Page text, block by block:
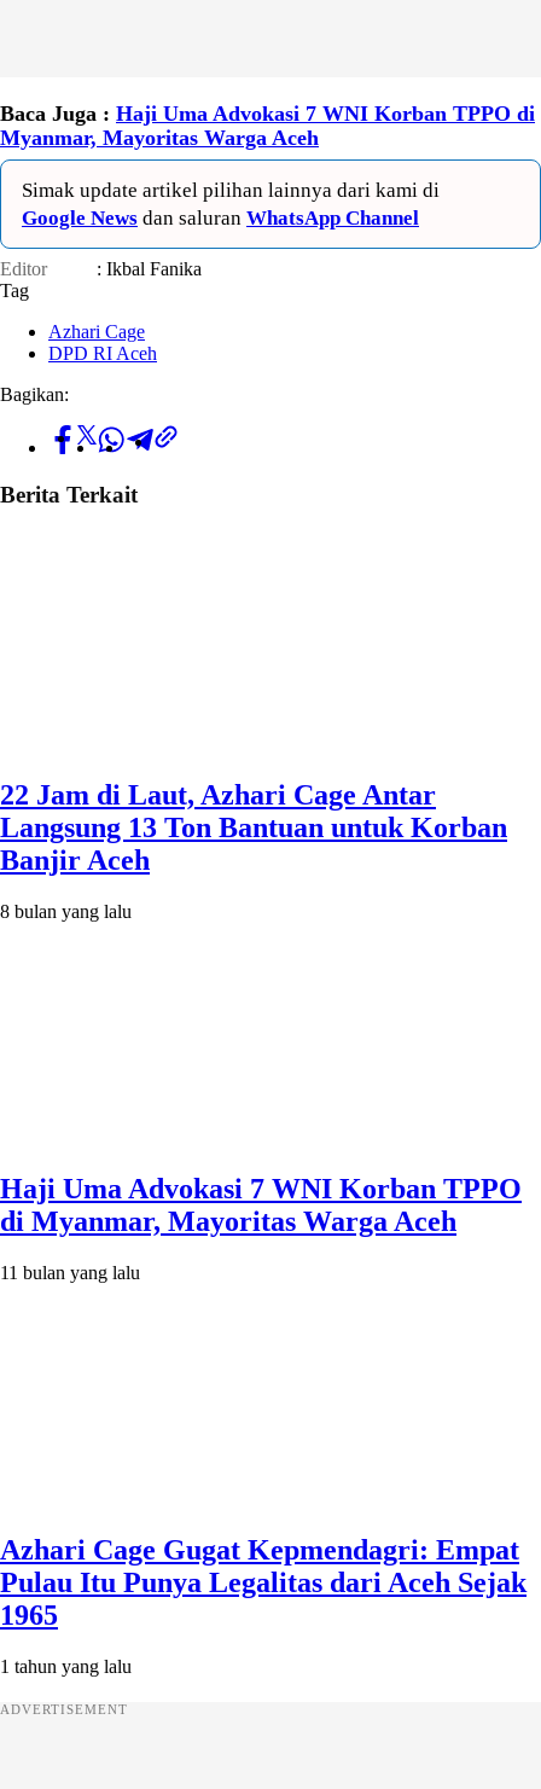
Baca Juga : Haji Uma Advokasi 7 WNI Korban TPPO di
Myanmar, Mayoritas Warga Aceh
Simak update artikel pilihan lainnya dari kami di
Google News dan saluran WhatsApp Channel
Editor
: Ikbal Fanika
Tag
Azhari Cage
DPD RI Aceh
Bagikan:
Berita Terkait
22 Jam di Laut, Azhari Cage Antar
Langsung 13 Ton Bantuan untuk Korban
Banjir Aceh
8 bulan yang lalu
Haji Uma Advokasi 7 WNI Korban TPPO
di Myanmar, Mayoritas Warga Aceh
11 bulan yang lalu
Azhari Cage Gugat Kepmendagri: Empat
Pulau Itu Punya Legalitas dari Aceh Sejak
1965
1 tahun yang lalu
ADVERTISEMENT